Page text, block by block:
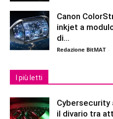
Canon
inkjet a
di...
Redazione BitMAT -
I più letti
Cybersecurity
il divario tra